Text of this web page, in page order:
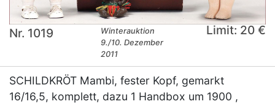
Nr. 1019
Winterauktion
9./10. Dezember
2011
Limit: 20 €
SCHILDKRÖT Mambi, fester Kopf, gemarkt
16/16,5, komplett, dazu 1 Handbox um 1900 ,